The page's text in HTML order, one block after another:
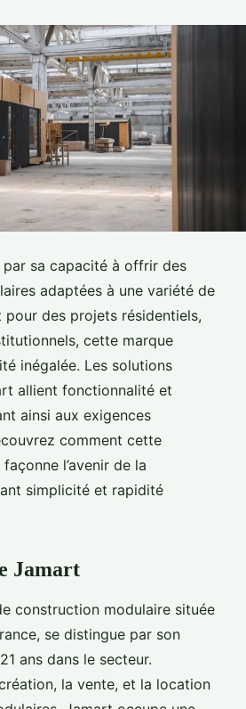
sa capacité à offrir des
adaptées à une variété de
pour des projets résidentiels,
cette marque
inégalée. Les solutions
allient fonctionnalité et
ainsi aux exigences
comment cette
l’avenir de la
simplicité et rapidité
Jamart
construction modulaire située
se distingue par son
ans dans le secteur.
la vente, et la location